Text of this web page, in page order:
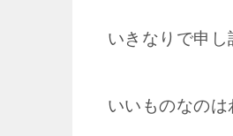
いきなりで申
いいものなの